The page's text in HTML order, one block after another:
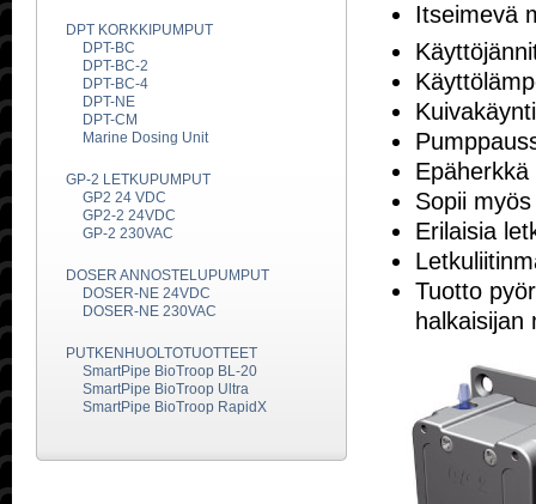
DPT KORKKIPUMPUT
DPT-BC
DPT-BC-2
DPT-BC-4
DPT-NE
DPT-CM
Marine Dosing Unit
GP-2 LETKUPUMPUT
GP2 24 VDC
GP2-2 24VDC
GP-2 230VAC
DOSER ANNOSTELUPUMPUT
DOSER-NE 24VDC
DOSER-NE 230VAC
PUTKENHUOLTOTUOTTEET
SmartPipe BioTroop BL-20
SmartPipe BioTroop Ultra
SmartPipe BioTroop RapidX
Itseimevä
Epäherkkä
Sopii
Erilaisia
Tuotto
halkaisijan